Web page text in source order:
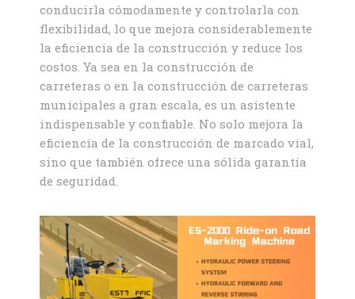
conducirla cómodamente y controlarla con
flexibilidad, lo que mejora considerablemente
la eficiencia de la construcción y reduce los
costos. Ya sea en la construcción de
carreteras o en la construcción de carreteras
municipales a gran escala, es un asistente
indispensable y confiable. No solo mejora la
eficiencia de la construcción de marcado vial,
sino que también ofrece una sólida garantía
de seguridad.